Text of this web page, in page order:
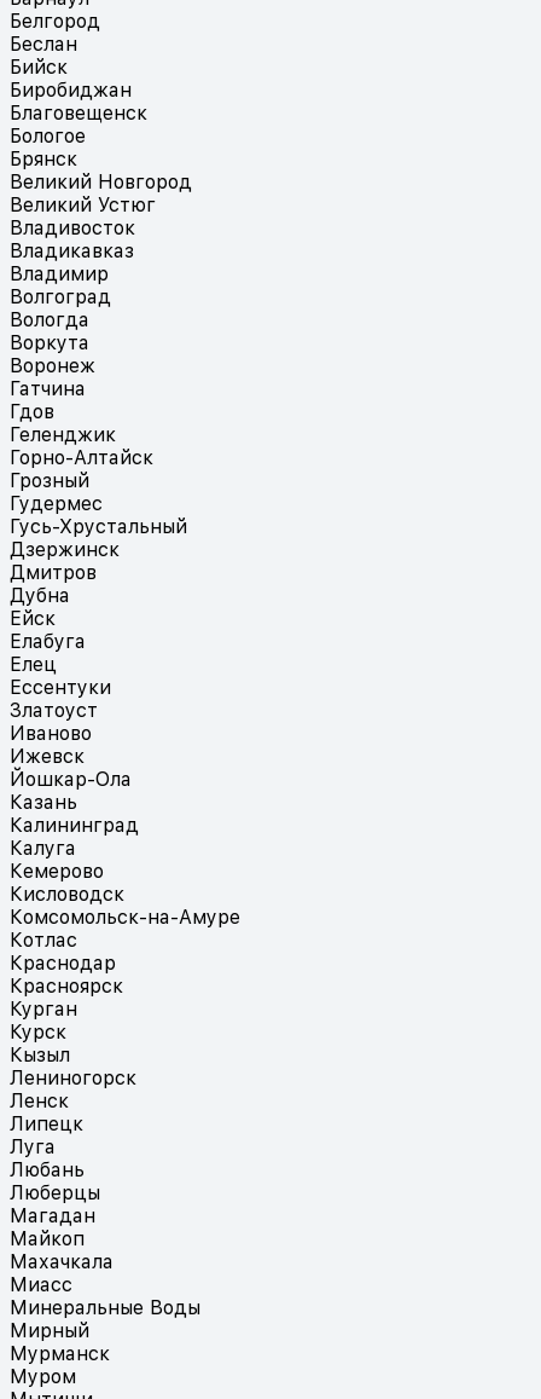
Белгород
Беслан
Бийск
Биробиджан
Благовещенск
Бологое
Брянск
Великий Новгород
Великий Устюг
Владивосток
Владикавказ
Владимир
Волгоград
Вологда
Воркута
Воронеж
Гатчина
Гдов
Геленджик
Горно-Алтайск
Грозный
Гудермес
Гусь-Хрустальный
Дзержинск
Дмитров
Дубна
Ейск
Елабуга
Елец
Ессентуки
Златоуст
Иваново
Ижевск
Йошкар-Ола
Казань
Калининград
Калуга
Кемерово
Кисловодск
Комсомольск-на-Амуре
Котлас
Краснодар
Красноярск
Курган
Курск
Кызыл
Лениногорск
Ленск
Липецк
Луга
Любань
Люберцы
Магадан
Майкоп
Махачкала
Миасс
Минеральные Воды
Мирный
Мурманск
Муром